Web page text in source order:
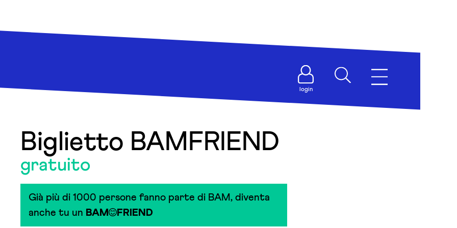
login
Biglietto BAMFRIEND
gratuito
Già più di 1000 persone fanno parte di BAM, diventa
anche tu un BAM FRIEND